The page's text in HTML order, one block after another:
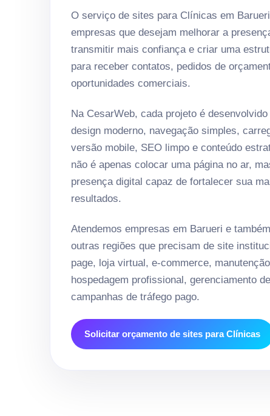
O serviço de sites para Clínicas em
empresas que desejam melhorar a
transmitir mais confiança e criar uma
para receber contatos, pedidos de
oportunidades comerciais.
Na CesarWeb, cada projeto é
design moderno, navegação simples,
versão mobile, SEO limpo e conteúdo
não é apenas colocar uma página no ar,
presença digital capaz de fortalecer sua
resultados.
Atendemos empresas em Barueri e
outras regiões que precisam de site
page, loja virtual, e-commerce,
hospedagem profissional, gerenciamento
campanhas de tráfego pago.
Solicitar orçamento de sites para Clínicas